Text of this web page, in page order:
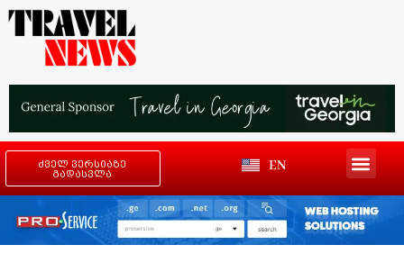
ძველ ვერსიაზე
გადასვლა
EN